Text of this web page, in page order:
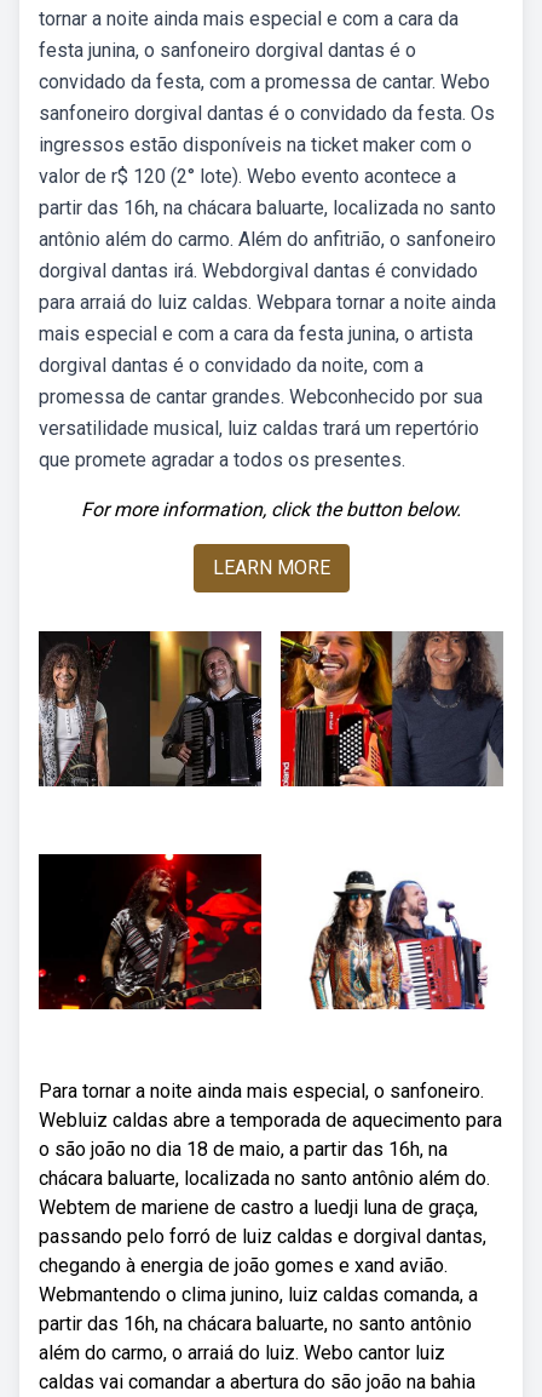
tornar a noite ainda mais especial e com a cara da
festa junina, o sanfoneiro dorgival dantas é o
convidado da festa, com a promessa de cantar. Webo
sanfoneiro dorgival dantas é o convidado da festa. Os
ingressos estão disponíveis na ticket maker com o
valor de r$ 120 (2° lote). Webo evento acontece a
partir das 16h, na chácara baluarte, localizada no santo
antônio além do carmo. Além do anfitrião, o sanfoneiro
dorgival dantas irá. Webdorgival dantas é convidado
para arraiá do luiz caldas. Webpara tornar a noite ainda
mais especial e com a cara da festa junina, o artista
dorgival dantas é o convidado da noite, com a
promessa de cantar grandes. Webconhecido por sua
versatilidade musical, luiz caldas trará um repertório
que promete agradar a todos os presentes.
For more information, click the button below.
LEARN MORE
Para tornar a noite ainda mais especial, o sanfoneiro.
Webluiz caldas abre a temporada de aquecimento para
o são joão no dia 18 de maio, a partir das 16h, na
chácara baluarte, localizada no santo antônio além do.
Webtem de mariene de castro a luedji luna de graça,
passando pelo forró de luiz caldas e dorgival dantas,
chegando à energia de joão gomes e xand avião.
Webmantendo o clima junino, luiz caldas comanda, a
partir das 16h, na chácara baluarte, no santo antônio
além do carmo, o arraiá do luiz. Webo cantor luiz
caldas vai comandar a abertura do são joão na bahia